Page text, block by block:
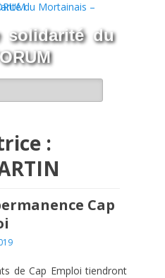
solidarité du
:
Cap
de Cap Emploi tiendront